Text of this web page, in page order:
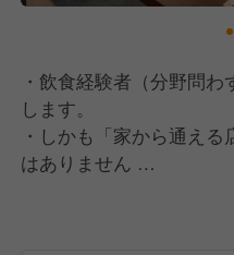
・飲食経験者（分野問
します。
・しかも「家から通え
はありません
＜キャリアステップイ